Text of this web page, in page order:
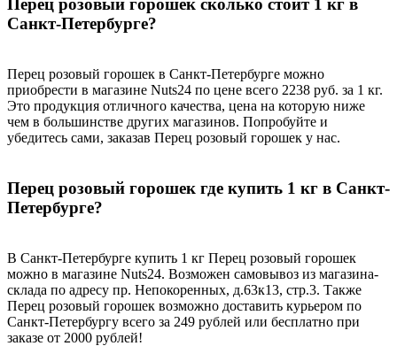
Перец розовый горошек сколько стоит 1 кг в
Санкт-Петербурге?
Перец розовый горошек в Санкт-Петербурге можно
приобрести в магазине Nuts24 по цене всего 2238 руб. за 1 кг.
Это продукция отличного качества, цена на которую ниже
чем в большинстве других магазинов. Попробуйте и
убедитесь сами, заказав Перец розовый горошек у нас.
Перец розовый горошек где купить 1 кг в Санкт-
Петербурге?
В Санкт-Петербурге купить 1 кг Перец розовый горошек
можно в магазине Nuts24. Возможен самовывоз из магазина-
склада по адресу пр. Непокоренных, д.63к13, стр.3. Также
Перец розовый горошек возможно доставить курьером по
Санкт-Петербургу всего за 249 рублей или бесплатно при
заказе от 2000 рублей!